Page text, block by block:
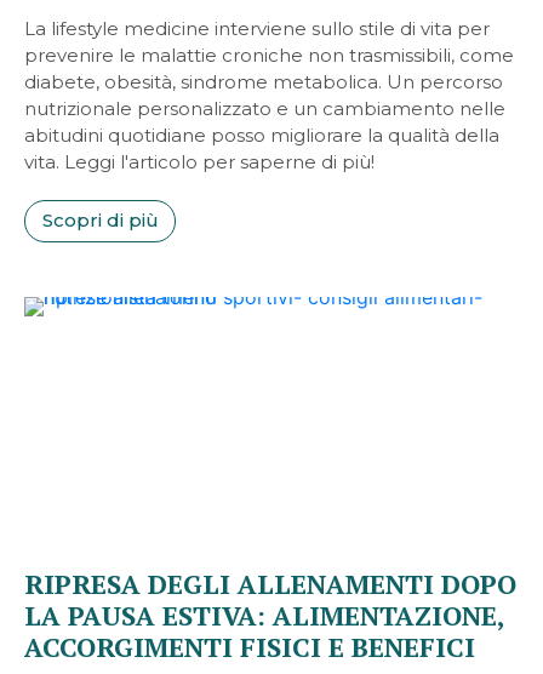
La lifestyle medicine interviene sullo stile di vita per
prevenire le malattie croniche non trasmissibili, come
diabete, obesità, sindrome metabolica. Un percorso
nutrizionale personalizzato e un cambiamento nelle
abitudini quotidiane posso migliorare la qualità della
vita. Leggi l'articolo per saperne di più!
Scopri di più
RIPRESA DEGLI ALLENAMENTI DOPO
LA PAUSA ESTIVA: ALIMENTAZIONE,
ACCORGIMENTI FISICI E BENEFICI